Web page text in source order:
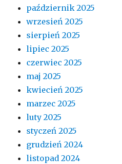
październik 2025
wrzesień 2025
sierpień 2025
lipiec 2025
czerwiec 2025
maj 2025
kwiecień 2025
marzec 2025
luty 2025
styczeń 2025
grudzień 2024
listopad 2024